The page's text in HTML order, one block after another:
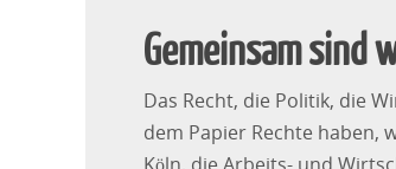
Gemeinsam sind
Das Recht, die Politik, die
dem Papier Rechte haben,